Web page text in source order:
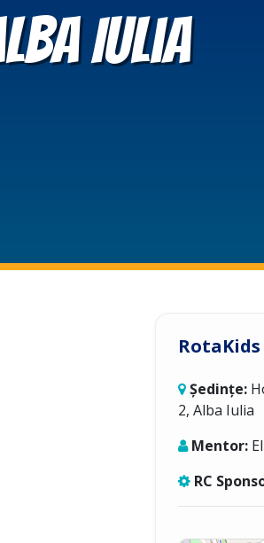
Iulia
Ședințe:
2, Alba Iulia
Mentor:
RC